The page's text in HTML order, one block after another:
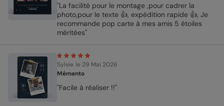
"La facilité pour le montage ,pour cadrer la
photo,pour le texte 👍, expédition rapide 👍, Je
recommande pop carte à mes amis 5 étoiles
méritées"
Sylvie le 29 Mai 2026
Mémento
"Facile à réaliser !!"